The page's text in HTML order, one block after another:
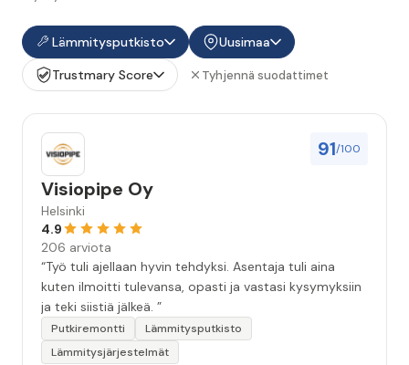
Lämmitysputkisto
Uusimaa
Trustmary Score
Tyhjennä suodattimet
91/100
Visiopipe Oy
Helsinki
4.9
206 arviota
“Työ tuli ajellaan hyvin tehdyksi. Asentaja tuli aina
kuten ilmoitti tulevansa, opasti ja vastasi kysymyksiin
ja teki siistiä jälkeä. ”
Putkiremontti
Lämmitysputkisto
Lämmitysjärjestelmät